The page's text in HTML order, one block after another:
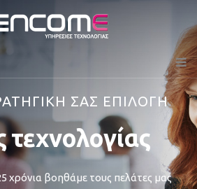
ΣΑΣ ΕΠΙΛΟΓΗ
τεχνολογίας
χρόνια βοηθάμε τους πελάτες μας